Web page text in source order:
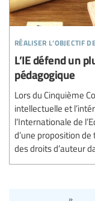
réaliser l’objectif
L’IE défend un
pédagogique
Lors du Cinquième
intellectuelle et
l’Internationale de
d’une proposition
des droits d’auteur
»